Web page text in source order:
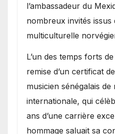
l’ambassadeur du
nombreux invités issus
multiculturelle
​L’un des temps forts
remise d’un certificat
musicien sénégalais de
internationale, qui
ans d’une carrière
hommage saluait sa